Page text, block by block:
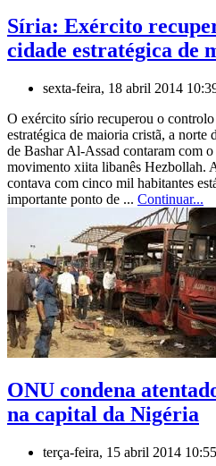
Síria: Exército
cidade estratégica de
sexta-feira, 18 abril 2014
O exército sírio recuperou o
estratégica de maioria cristã, a norte
de Bashar Al-Assad contaram com
movimento xiita libanês Hezbollah.
contava com cinco mil habitantes
importante ponto de ... Continuar...
ONU condena
na capital da Nigéria
terça-feira, 15 abril 2014 10:55